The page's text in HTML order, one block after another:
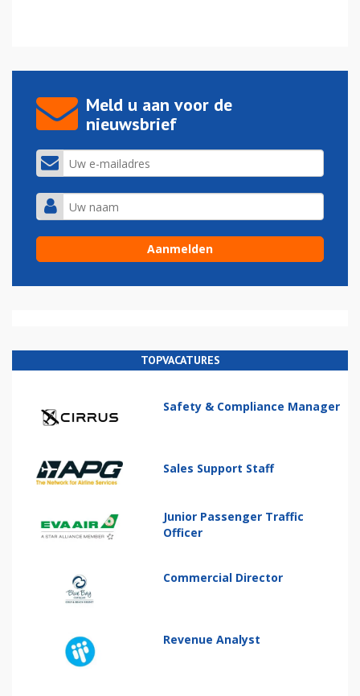
Meld u aan voor de
nieuwsbrief
TOPVACATURES
Safety & Compliance Manager
Sales Support Staff
Junior Passenger Traffic
Officer
Commercial Director
Revenue Analyst